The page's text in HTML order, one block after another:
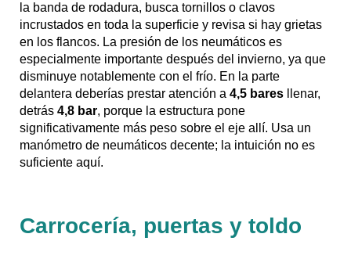
la banda de rodadura, busca tornillos o clavos
incrustados en toda la superficie y revisa si hay grietas
en los flancos. La presión de los neumáticos es
especialmente importante después del invierno, ya que
disminuye notablemente con el frío. En la parte
delantera deberías prestar atención a 4,5 bares llenar,
detrás 4,8 bar, porque la estructura pone
significativamente más peso sobre el eje allí. Usa un
manómetro de neumáticos decente; la intuición no es
suficiente aquí.
Carrocería, puertas y toldo